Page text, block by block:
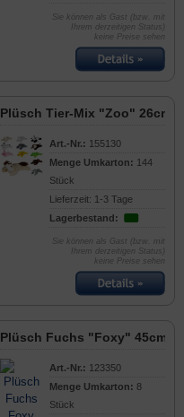
Sie können als Gast (bzw. mit
Ihrem derzeitigen Status)
keine Preise sehen
Plüsch Tier-Mix "Zoo" 26cm
Art.-Nr.: 155130
Menge Umkarton: 144
Stück
Lieferzeit: 1-3 Tage
Lagerbestand:
Sie können als Gast (bzw. mit
Ihrem derzeitigen Status)
keine Preise sehen
Plüsch Fuchs "Foxy" 45cm
Art.-Nr.: 123350
Menge Umkarton: 8
Stück